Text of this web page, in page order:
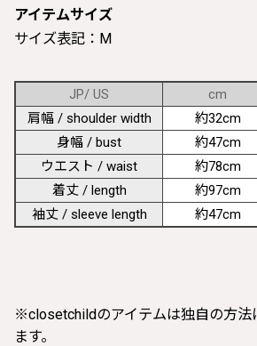
アイテムサイズ
サイズ表記：M
JP/ US cm
肩幅 / shoulder width
約32cm
身幅 / bust
約47cm
ウエスト / waist
約78cm
着丈 / length
約97cm
袖丈 / sleeve length
約47cm
※closetchildのアイテムは独自の方法
ます。